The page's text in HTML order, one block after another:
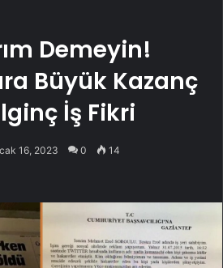
Demeyin!
Büyük Kazanç
İş Fikri
16, 2023 0 14